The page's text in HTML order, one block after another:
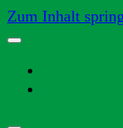
Zum Inhalt